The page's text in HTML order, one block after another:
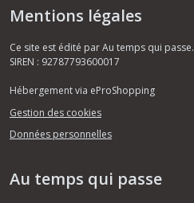
Mentions légales
Ce site est édité par Au temps qui passe.
SIREN : 92787793600017
Hébergement via eProShopping
Gestion des cookies
Données personnelles
Au temps qui passe